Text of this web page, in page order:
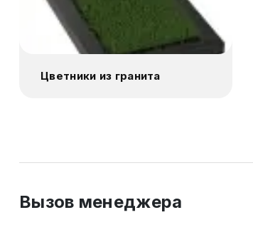
Цветники из гранита
Вызов менеджера